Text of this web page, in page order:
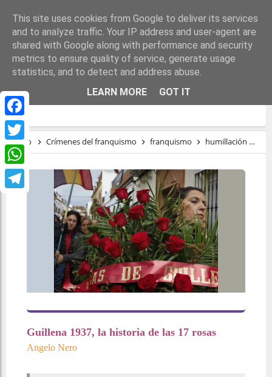
Facebook
Twitter
WhatsApp
GUILLENA 1937, LA HISTORIA DE LAS 17
ROSAS
Inicio Crímenes del franquismo franquismo humillación
Guillena 1937, la historia de las 17 rosas
Angelo Nero
This site uses cookies from Google to deliver its services
and to analyze traffic. Your IP address and user-agent are
shared with Google along with performance and security
metrics to ensure quality of service, generate usage
statistics, and to detect and address abuse.
LEARN MORE
GOT IT